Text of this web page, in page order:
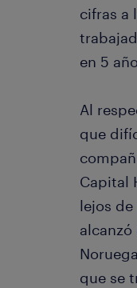
cifras a
en 5
Al
que
Capital
lejos
que se